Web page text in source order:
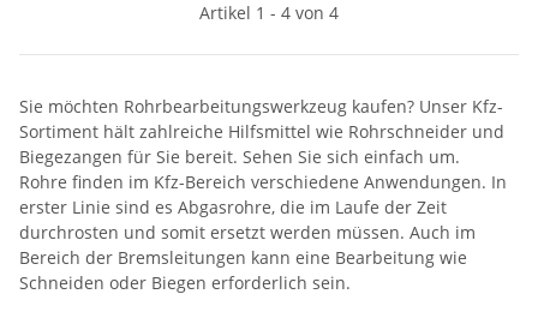
Artikel 1 - 4 von 4
Sie möchten Rohrbearbeitungswerkzeug kaufen? Unser Kfz-
Sortiment hält zahlreiche Hilfsmittel wie Rohrschneider und
Biegezangen für Sie bereit. Sehen Sie sich einfach um.
Rohre finden im Kfz-Bereich verschiedene Anwendungen. In
erster Linie sind es Abgasrohre, die im Laufe der Zeit
durchrosten und somit ersetzt werden müssen. Auch im
Bereich der Bremsleitungen kann eine Bearbeitung wie
Schneiden oder Biegen erforderlich sein.